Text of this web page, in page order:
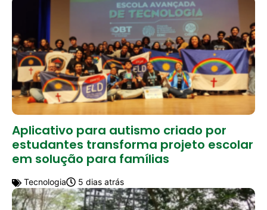
Aplicativo para autismo criado por
estudantes transforma projeto escolar
em solução para famílias
Tecnologia 5 dias atrás